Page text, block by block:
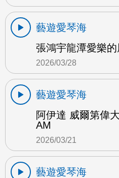
藝遊愛琴海
張鴻宇龍潭愛樂
2026/03/28
藝遊愛琴海
阿伊達 威爾第偉
AM
2026/03/21
藝遊愛琴海